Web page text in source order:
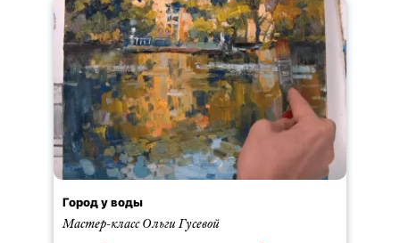
Город у воды
Мастер-класс Ольги Гусевой